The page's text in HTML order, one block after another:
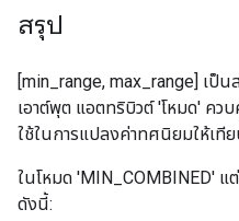
สรุป
[min_range, max_range] เป็น
เอาต์พุต แอตทริบิวต์ 'โหมด' คว
ใช้ในการแปลงค่าทศนิยมให้เที
ในโหมด 'MIN_COMBINED' แ
ดังนี้: